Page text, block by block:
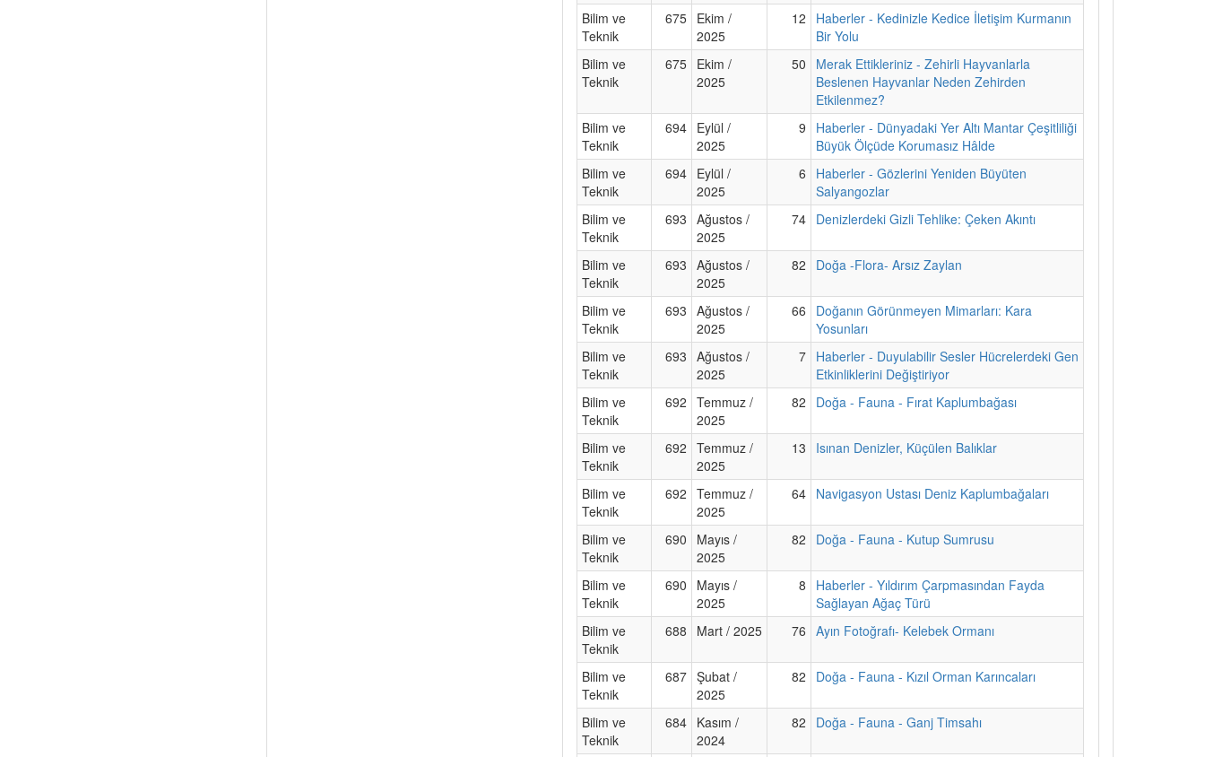
Bilim ve
Teknik
675 Ekim /
2025
12
Haberler - Kedinizle Kedice İletişim Kurmanın
Bir Yolu
Bilim ve
Teknik
675 Ekim /
2025
50
Merak Ettikleriniz - Zehirli Hayvanlarla
Beslenen Hayvanlar Neden Zehirden
Etkilenmez?
Bilim ve
Teknik
694 Eylül /
2025
9
Haberler - Dünyadaki Yer Altı Mantar Çeşitliliği
Büyük Ölçüde Korumasız Hâlde
Bilim ve
Teknik
694 Eylül /
2025
6
Haberler - Gözlerini Yeniden Büyüten
Salyangozlar
Bilim ve
Teknik
693
Ağustos /
2025
74 Denizlerdeki Gizli Tehlike: Çeken Akıntı
Bilim ve
Teknik
693
Ağustos /
2025
82 Doğa -Flora- Arsız Zaylan
Bilim ve
Teknik
693
Ağustos /
2025
66
Doğanın Görünmeyen Mimarları: Kara
Yosunları
Bilim ve
Teknik
693
Ağustos /
2025
7 Haberler - Duyulabilir Sesler Hücrelerdeki Gen
Etkinliklerini Değiştiriyor
Bilim ve
Teknik
692
Temmuz /
2025
82 Doğa - Fauna - Fırat Kaplumbağası
Bilim ve
Teknik
692
Temmuz /
2025
13 Isınan Denizler, Küçülen Balıklar
Bilim ve
Teknik
692
Temmuz /
2025
64 Navigasyon Ustası Deniz Kaplumbağaları
Bilim ve
Teknik
690
Mayıs /
2025
82 Doğa - Fauna - Kutup Sumrusu
Bilim ve
Teknik
690
Mayıs /
2025
8
Haberler - Yıldırım Çarpmasından Fayda
Sağlayan Ağaç Türü
Bilim ve
Teknik
688 Mart / 2025 76 Ayın Fotoğrafı- Kelebek Ormanı
Bilim ve
Teknik
687 Şubat /
2025
82 Doğa - Fauna - Kızıl Orman Karıncaları
Bilim ve
Teknik
684 Kasım /
2024
82 Doğa - Fauna - Ganj Timsahı